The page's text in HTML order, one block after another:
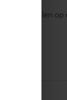
inspelen